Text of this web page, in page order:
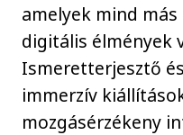
amelyek mind
digitális élmények
Ismeretterjesztő
immerzív
mozgásérzékeny